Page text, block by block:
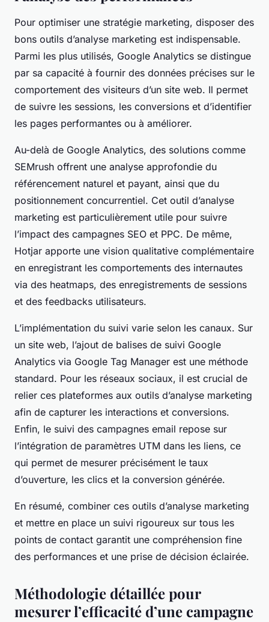
Pour optimiser une stratégie marketing, disposer des
bons outils d’analyse marketing est indispensable.
Parmi les plus utilisés, Google Analytics se distingue
par sa capacité à fournir des données précises sur le
comportement des visiteurs d’un site web. Il permet
de suivre les sessions, les conversions et d’identifier
les pages performantes ou à améliorer.
Au-delà de Google Analytics, des solutions comme
SEMrush offrent une analyse approfondie du
référencement naturel et payant, ainsi que du
positionnement concurrentiel. Cet outil d’analyse
marketing est particulièrement utile pour suivre
l’impact des campagnes SEO et PPC. De même,
Hotjar apporte une vision qualitative complémentaire
en enregistrant les comportements des internautes
via des heatmaps, des enregistrements de sessions
et des feedbacks utilisateurs.
L’implémentation du suivi varie selon les canaux. Sur
un site web, l’ajout de balises de suivi Google
Analytics via Google Tag Manager est une méthode
standard. Pour les réseaux sociaux, il est crucial de
relier ces plateformes aux outils d’analyse marketing
afin de capturer les interactions et conversions.
Enfin, le suivi des campagnes email repose sur
l’intégration de paramètres UTM dans les liens, ce
qui permet de mesurer précisément le taux
d’ouverture, les clics et la conversion générée.
En résumé, combiner ces outils d’analyse marketing
et mettre en place un suivi rigoureux sur tous les
points de contact garantit une compréhension fine
des performances et une prise de décision éclairée.
Méthodologie détaillée pour
mesurer l’efficacité d’une campagne